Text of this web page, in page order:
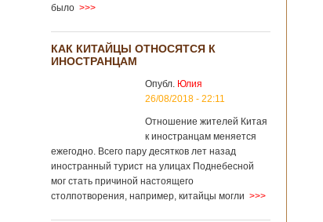
было >>>
КАК КИТАЙЦЫ ОТНОСЯТСЯ К
ИНОСТРАНЦАМ
Опубл. Юлия
26/08/2018 - 22:11
Отношение жителей Китая
к иностранцам меняется
ежегодно. Всего пару десятков лет назад
иностранный турист на улицах Поднебесной
мог стать причиной настоящего
столпотворения, например, китайцы могли >>>